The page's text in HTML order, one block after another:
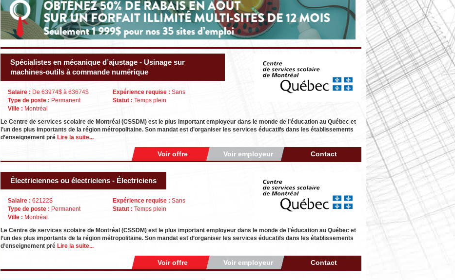
Spécialistes en mécanique d’ajustage - Usinage sur
machines-outils à commande numérique
Salaire : De 63974$ à 63674$
Type de poste : Permanent
Ville : Montréal
Expérience requise : Sans
Statut : Temps plein
Le Centre de services scolaire de Montréal (CSSDM) est le plus important employeur dans le monde de l’éducation au Québec et
l’un des plus importants de la région métropolitaine. Son mandat est d’organiser les services éducatifs dans les établissements
d’enseignement pré Lire la suite...
Voir offre Voir employeur Contact
Électriciennes ou électriciens - Électriciens
Salaire : 62122$
Type de poste : Permanent
Ville : Montréal
Expérience requise : Sans
Statut : Temps plein
Le Centre de services scolaire de Montréal (CSSDM) est le plus important employeur dans le monde de l’éducation au Québec et
l’un des plus importants de la région métropolitaine. Son mandat est d’organiser les services éducatifs dans les établissements
d’enseignement pré Lire la suite...
Voir offre Voir employeur Contact